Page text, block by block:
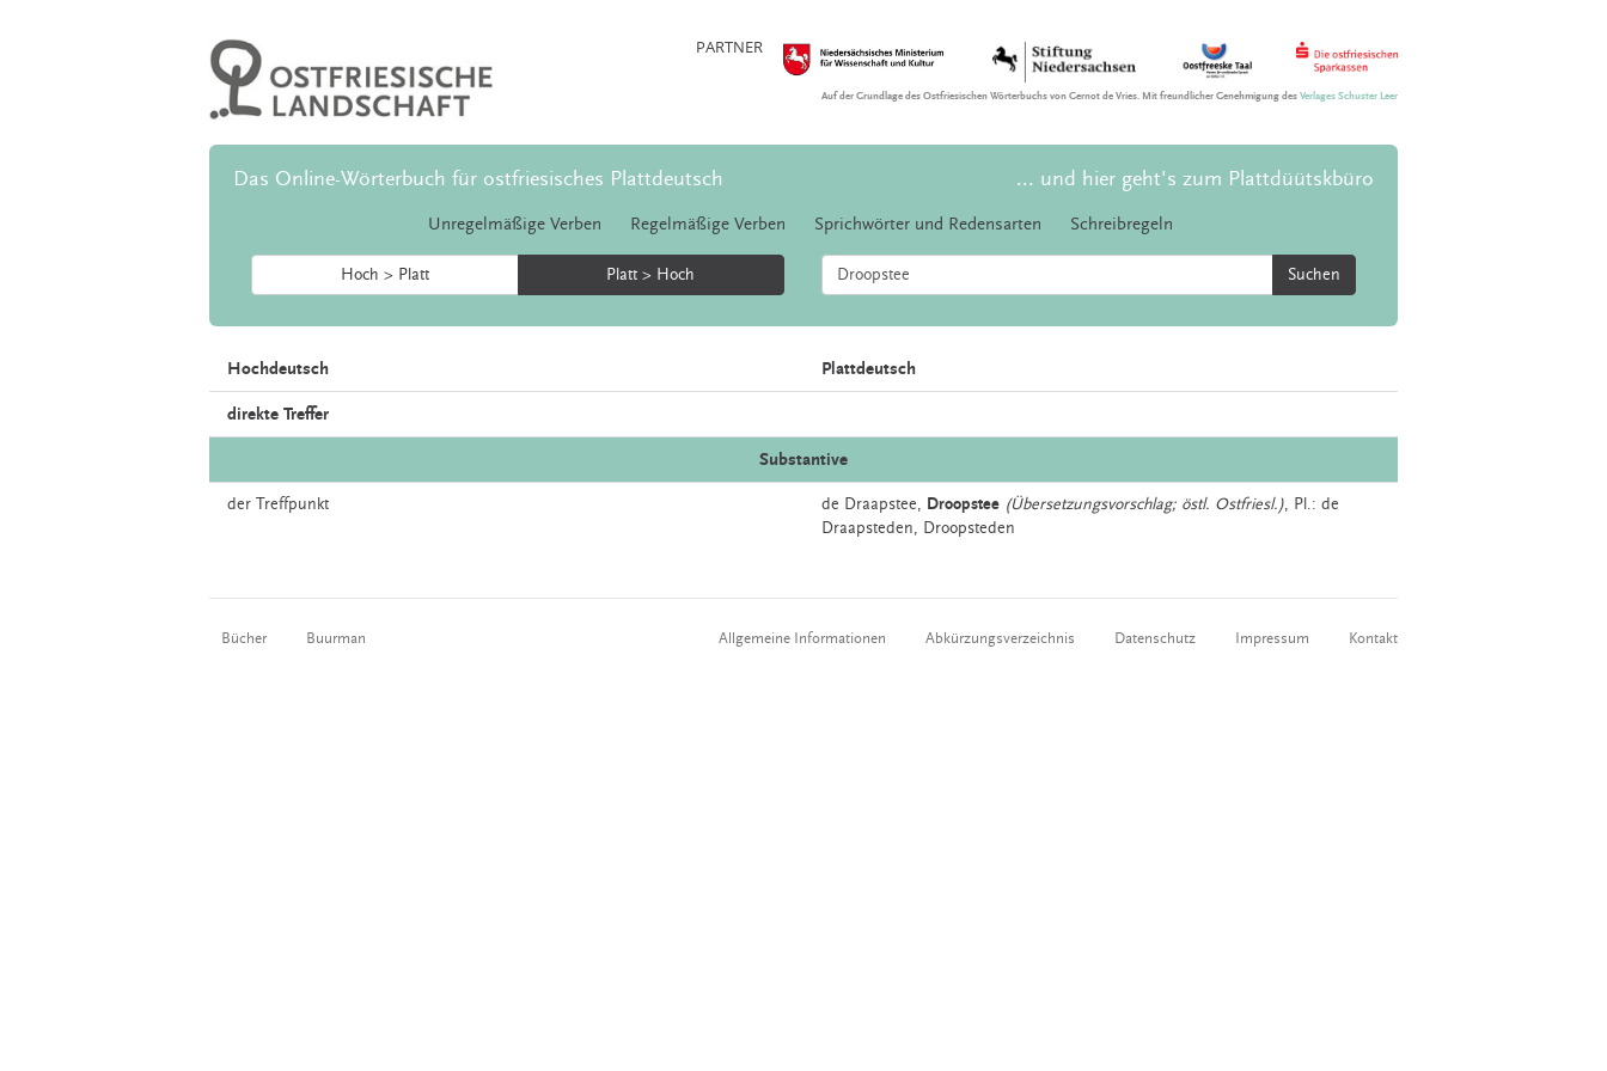
PARTNER
Auf der Grundlage des Ostfriesischen Wörterbuchs von Gernot de Vries. Mit freundlicher Genehmigung desVerlages Schuster Leer
Das Online-Wörterbuch für ostfriesisches Plattdeutsch ... und hier geht's zum Plattdüütskbüro
Unregelmäßige Verben Regelmäßige Verben Sprichwörter und Redensarten Schreibregeln
Hoch > Platt Platt > Hoch Suchen
Hochdeutsch Plattdeutsch
direkte Treffer
Substantive
der Treffpunkt de Draapstee, Droopstee (Übersetzungsvorschlag; östl. Ostfriesl.), Pl.: de
Draapsteden, Droopsteden
Bücher Buurman Allgemeine Informationen Abkürzungsverzeichnis Datenschutz Impressum Kontakt